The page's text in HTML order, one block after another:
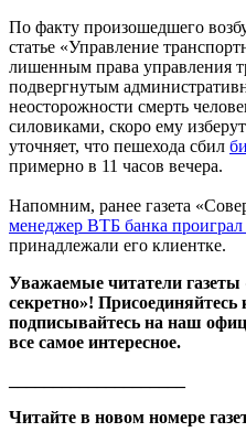
По факту произошедшего
статье «Управление
лишенным права управления
подвергнутым
неосторожности смерть
силовиками, скоро ему
уточняет, что пешехода сбил
примерно в 11 часов вечера.
Напомним, ранее газета
менеджер ВТБ банка
принадлежали его клиентке.
Уважаемые читатели
секретно»! Присоединяйтесь
подписывайтесь на наш
все самое интересное.
Читайте в новом номере